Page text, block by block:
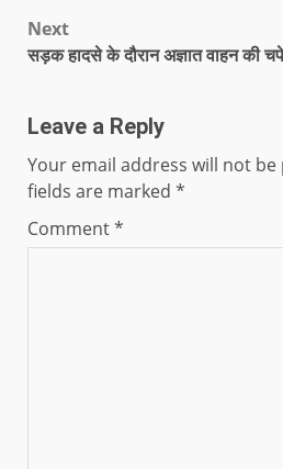
Next
सड़क हादसे के दौरान अज्ञात वाहन की
Leave a Reply
Your email address will not be
fields are marked *
Comment*